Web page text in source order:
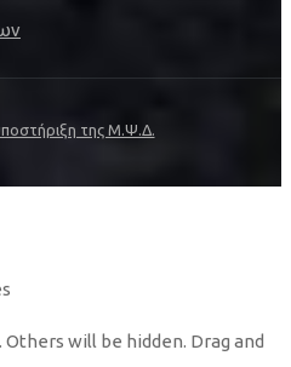
της Μ.Ψ.Δ.
will be hidden. Drag and